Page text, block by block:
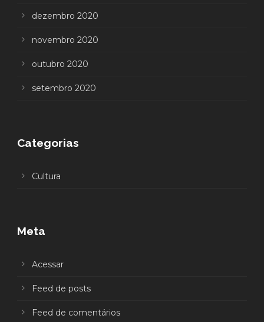
dezembro 2020
novembro 2020
outubro 2020
setembro 2020
Categorias
Cultura
Meta
Acessar
Feed de posts
Feed de comentários